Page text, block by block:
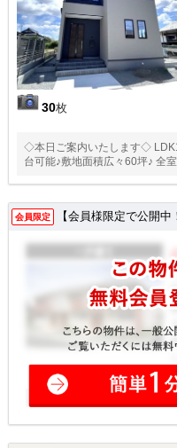
30枚
◇本日ご案内いたします◇
台可能♪敷地面積広々60坪♪ 全
会員限定 【会員様限定で公開中